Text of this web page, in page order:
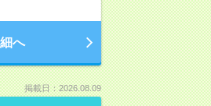
へ
掲載日：2026.08.09